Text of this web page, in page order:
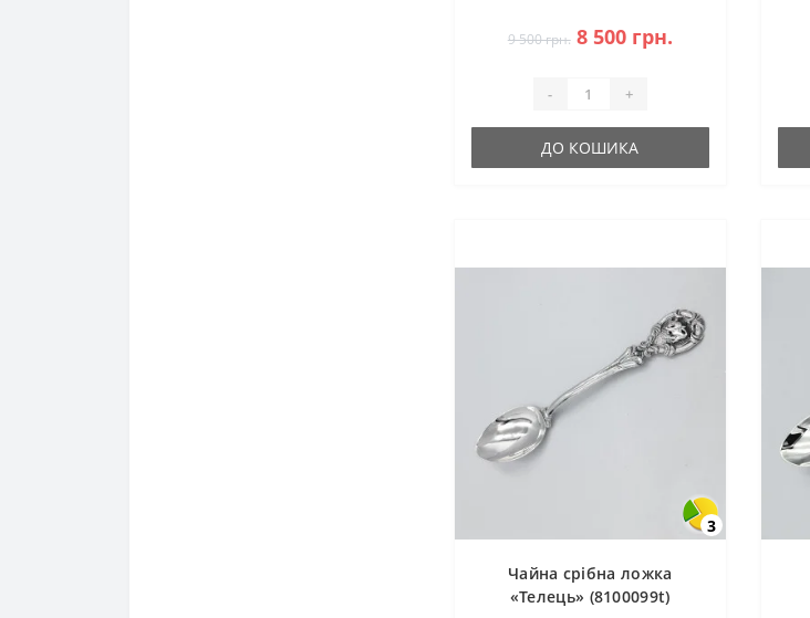
9 500 грн. 8 500 грн.
- +
ДО КОШИКА
3
Чайна срібна ложка
«Телець» (8100099t)